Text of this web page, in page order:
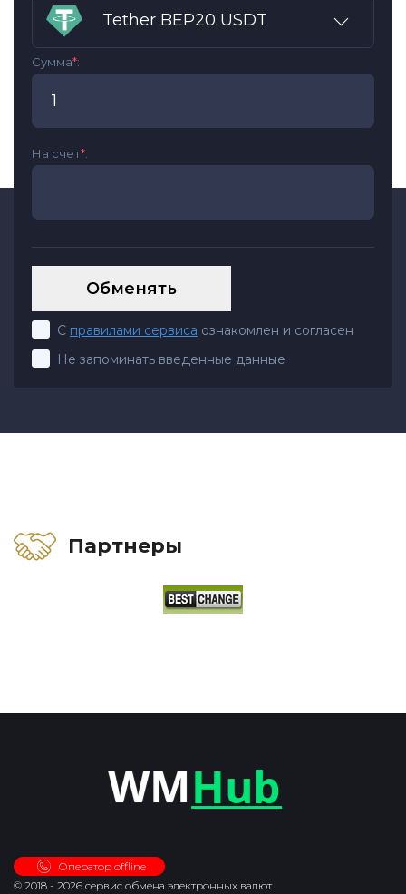
Tether BEP20 USDT
Сумма*:
На счет*:
С правилами сервиса ознакомлен и согласен
Не запоминать введенные данные
Партнеры
© 2018 - 2026 сервис обмена электронных валют.
Оператор offline